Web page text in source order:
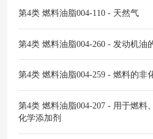
第4类 燃料油脂004-110 - 天然气
第4类 燃料油脂004-260 - 发动机油
第4类 燃料油脂004-259 - 燃料的非
第4类 燃料油脂004-207 - 用于燃料
化学添加剂